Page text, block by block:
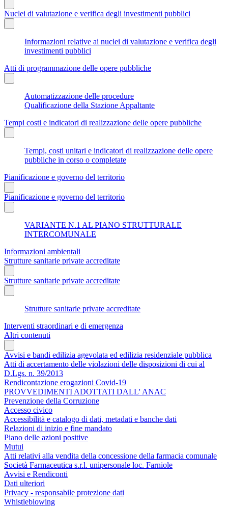
Nuclei di valutazione e verifica degli investimenti pubblici
Informazioni relative ai nuclei di valutazione e verifica degli
investimenti pubblici
Atti di programmazione delle opere pubbliche
Automatizzazione delle procedure
Qualificazione della Stazione Appaltante
Tempi costi e indicatori di realizzazione delle opere pubbliche
Tempi, costi unitari e indicatori di realizzazione delle opere
pubbliche in corso o completate
Pianificazione e governo del territorio
Pianificazione e governo del territorio
VARIANTE N.1 AL PIANO STRUTTURALE
INTERCOMUNALE
Informazioni ambientali
Strutture sanitarie private accreditate
Strutture sanitarie private accreditate
Strutture sanitarie private accreditate
Interventi straordinari e di emergenza
Altri contenuti
Avvisi e bandi edilizia agevolata ed edilizia residenziale pubblica
Atti di accertamento delle violazioni delle disposizioni di cui al
D.Lgs. n. 39/2013
Rendicontazione erogazioni Covid-19
PROVVEDIMENTI ADOTTATI DALL' ANAC
Prevenzione della Corruzione
Accesso civico
Accessibilità e catalogo di dati, metadati e banche dati
Relazioni di inizio e fine mandato
Piano delle azioni positive
Mutui
Atti relativi alla vendita della concessione della farmacia comunale
Società Farmaceutica s.r.l. unipersonale loc. Farniole
Avvisi e Rendiconti
Dati ulteriori
Privacy - responsabile protezione dati
Whistleblowing